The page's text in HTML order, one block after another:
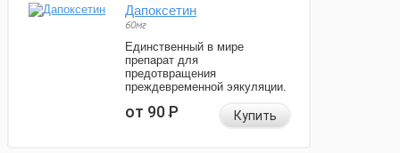
Дапоксетин
60мг
Единственный в мире
препарат для
предотвращения
преждевременной эякуляции.
от 90Р Купить